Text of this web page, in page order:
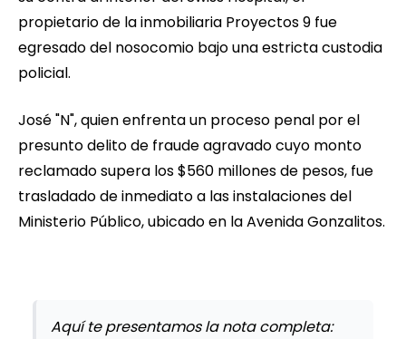
propietario de la inmobiliaria Proyectos 9 fue
egresado del nosocomio bajo una estricta custodia
policial.
José "N", quien enfrenta un proceso penal por el
presunto delito de fraude agravado cuyo monto
reclamado supera los $560 millones de pesos, fue
trasladado de inmediato a las instalaciones del
Ministerio Público, ubicado en la Avenida Gonzalitos.
Aquí te presentamos la nota completa: